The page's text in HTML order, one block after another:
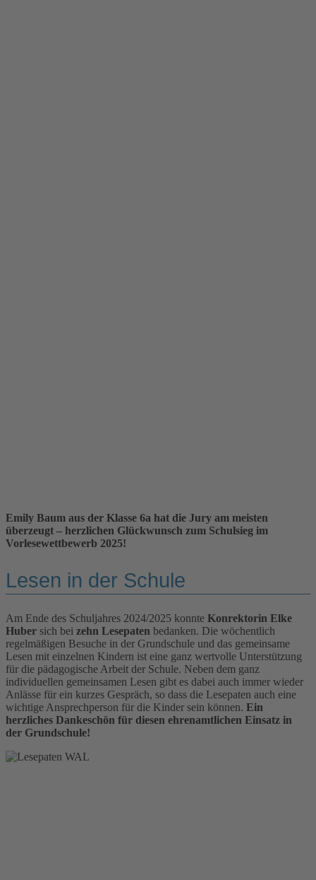
Emily Baum aus der Klasse 6a hat die Jury am meisten
überzeugt – herzlichen Glückwunsch zum Schulsieg im
Vorlesewettbewerb 2025!
Lesen in der Schule
Am Ende des Schuljahres 2024/2025 konnte Konrektorin Elke
Huber sich bei zehn Lesepaten bedanken. Die wöchentlich
regelmäßigen Besuche in der Grundschule und das gemeinsame
Lesen mit einzelnen Kindern ist eine ganz wertvolle Unterstützung
für die pädagogische Arbeit der Schule. Neben dem ganz
individuellen gemeinsamen Lesen gibt es dabei auch immer wieder
Anlässe für ein kurzes Gespräch, so dass die Lesepaten auch eine
wichtige Ansprechperson für die Kinder sein können. Ein
herzliches Dankeschön für diesen ehrenamtlichen Einsatz in
der Grundschule!